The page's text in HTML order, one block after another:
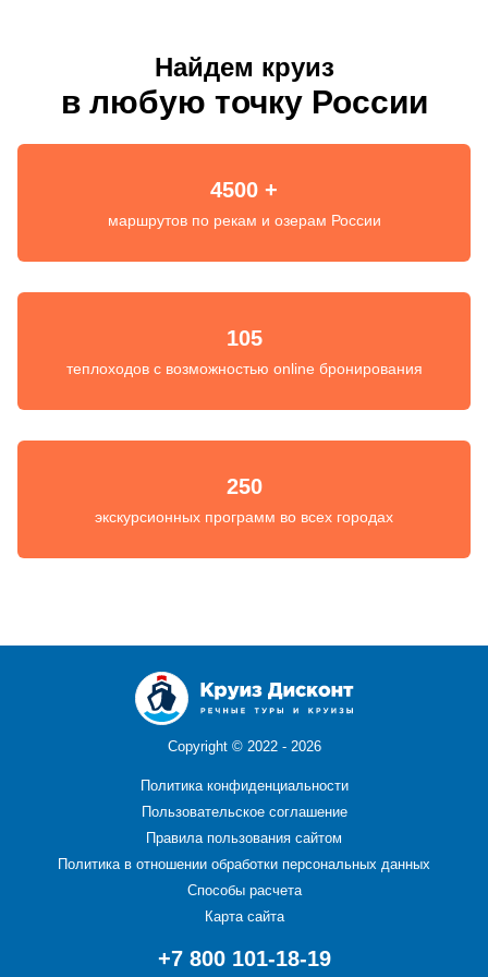
Найдем круиз
в любую точку России
4500 +
маршрутов по рекам и озерам России
105
теплоходов с возможностью online бронирования
250
экскурсионных программ во всех городах
Copyright © 2022 - 2026
Политика конфиденциальности
Пользовательское соглашение
Правила пользования сайтом
Политика в отношении обработки персональных данных
Способы расчета
Карта сайта
+7 800 101-18-19